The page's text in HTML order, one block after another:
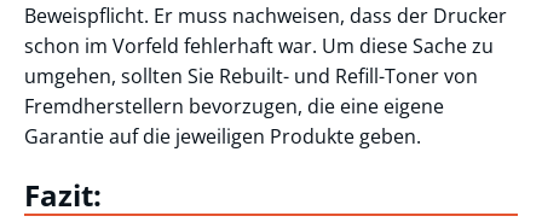
Beweispflicht. Er muss nachweisen, dass der Drucker
schon im Vorfeld fehlerhaft war. Um diese Sache zu
umgehen, sollten Sie Rebuilt- und Refill-Toner von
Fremdherstellern bevorzugen, die eine eigene
Garantie auf die jeweiligen Produkte geben.
Fazit: